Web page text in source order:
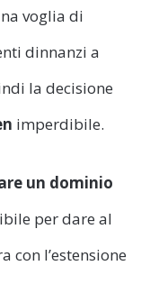
voglia di
dinnanzi a
la decisione
imperdibile.
un dominio
per dare al
con l’estensione